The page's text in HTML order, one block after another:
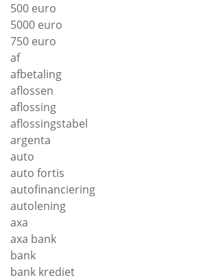
500 euro
5000 euro
750 euro
af
afbetaling
aflossen
aflossing
aflossingstabel
argenta
auto
auto fortis
autofinanciering
autolening
axa
axa bank
bank
bank krediet